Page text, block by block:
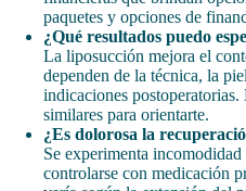
paquetes y opciones de
¿Qué resultados puedo
La liposucción mejora el
dependen de la técnica, la
indicaciones
similares para orientarte.
¿Es dolorosa la
Se experimenta
controlarse con medicación